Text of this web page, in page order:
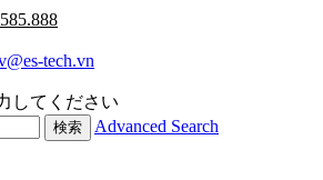
tech.vn
してください
Advanced Search